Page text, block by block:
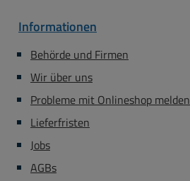
Informationen
Behörde und Firmen
Wir über uns
Probleme mit Onlineshop melden
Lieferfristen
Jobs
AGBs